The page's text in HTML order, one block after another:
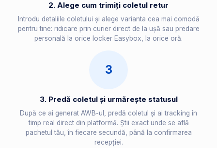
2. Alege cum trimiți coletul retur
Introdu detaliile coletului și alege varianta cea mai comodă
pentru tine: ridicare prin curier direct de la ușă sau predare
personală la orice locker Easybox, la orice oră.
3
3. Predă coletul și urmărește statusul
După ce ai generat AWB-ul, predă coletul și ai tracking în
timp real direct din platformă. Știi exact unde se află
pachetul tău, în fiecare secundă, până la confirmarea
recepției.